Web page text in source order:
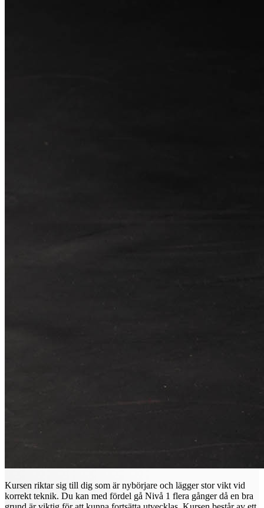
Kursen riktar sig till dig som är nybörjare och lägger stor vikt vid
korrekt teknik. Du kan med fördel gå Nivå 1 flera gånger då en bra